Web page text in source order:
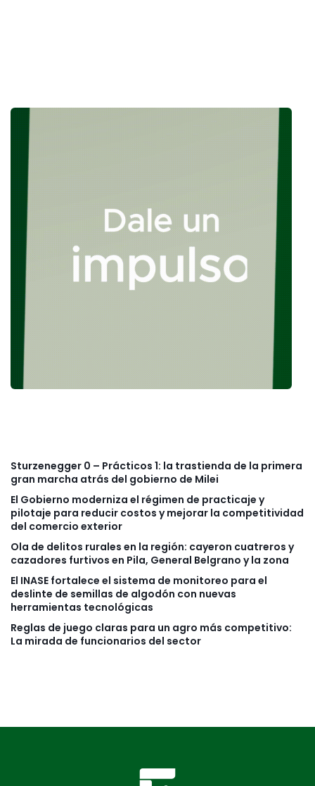
Sturzenegger 0 – Prácticos 1: la trastienda de la primera
gran marcha atrás del gobierno de Milei
El Gobierno moderniza el régimen de practicaje y
pilotaje para reducir costos y mejorar la competitividad
del comercio exterior
Ola de delitos rurales en la región: cayeron cuatreros y
cazadores furtivos en Pila, General Belgrano y la zona
El INASE fortalece el sistema de monitoreo para el
deslinte de semillas de algodón con nuevas
herramientas tecnológicas
Reglas de juego claras para un agro más competitivo:
La mirada de funcionarios del sector